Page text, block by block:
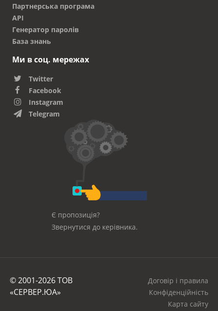
Партнерська програма
API
Генератор паролів
База знань
Ми в соц. мережах
Twitter
Facebook
Instagram
Telegram
Є пропозиція?
Звернутися до керівника.
© 2001-2026 ТОВ
«СЕРВЕР.ЮА»
Договір і правила
Конфіденційність
Карта сайту